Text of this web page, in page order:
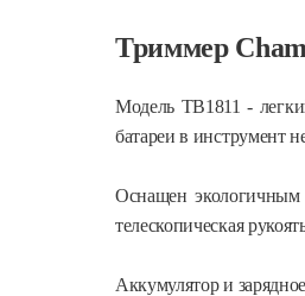
Триммер
Модель TB1811 -
батареи в инструмент
Оснащен экологичным
телескопическая
Аккумулятор и